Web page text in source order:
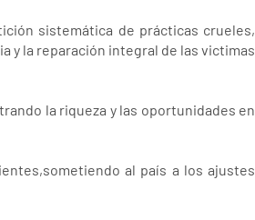
sistemática de prácticas crueles,
y la reparación integral de las victimas
la riqueza y las oportunidades en
al país a los ajustes